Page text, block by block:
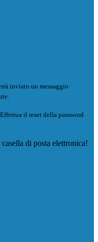
inviato un messaggio
il reset della password
di posta elettronica!